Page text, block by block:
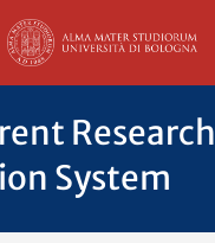
Research
System